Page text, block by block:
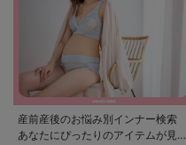
産前産後のお悩み別インナー検索
あなたにぴったりのアイテムが見つ